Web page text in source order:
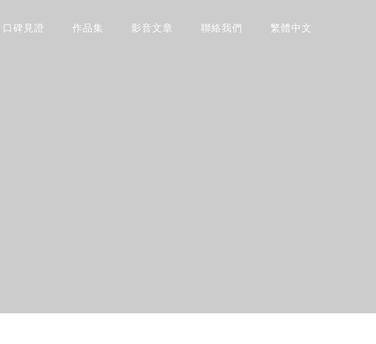
口碑見證 作品集 影音文章 聯絡我們 繁體中文